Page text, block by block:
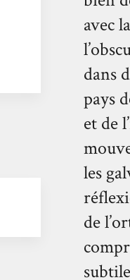
avec
dans
pays
et de
les
de